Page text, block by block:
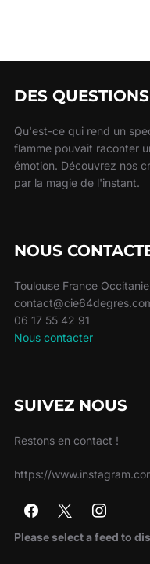
DES
Qu'est-ce qui rend un
flamme pouvait raconter
émotion. Découvrez nos
par la magie de l'instant.
NOUS
Toulouse France Occitanie
06 17 55 42 91
Nous contacter
SUIVEZ NOUS
Restons en contact !
https://
Please select a feed to